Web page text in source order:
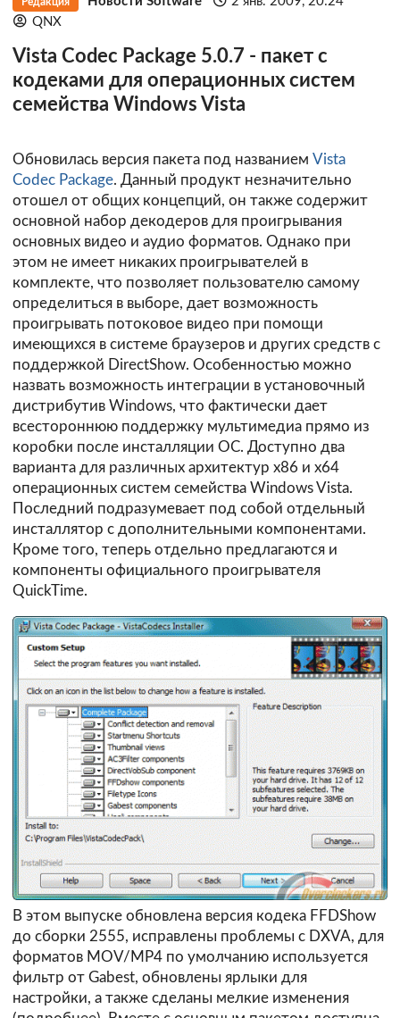
QNX
Vista Codec Package 5.0.7 - пакет с
кодеками для операционных систем
семейства Windows Vista
Обновилась версия пакета под названием Vista
Codec Package. Данный продукт незначительно
отошел от общих концепций, он также содержит
основной набор декодеров для проигрывания
основных видео и аудио форматов. Однако при
этом не имеет никаких проигрывателей в
комплекте, что позволяет пользователю самому
определиться в выборе, дает возможность
проигрывать потоковое видео при помощи
имеющихся в системе браузеров и других средств с
поддержкой DirectShow. Особенностью можно
назвать возможность интеграции в установочный
дистрибутив Windows, что фактически дает
всестороннюю поддержку мультимедиа прямо из
коробки после инсталляции ОС. Доступно два
варианта для различных архитектур x86 и x64
операционных систем семейства Windows Vista.
Последний подразумевает под собой отдельный
инсталлятор с дополнительными компонентами.
Кроме того, теперь отдельно предлагаются и
компоненты официального проигрывателя
QuickTime.
В этом выпуске обновлена версия кодека FFDShow
до сборки 2555, исправлены проблемы с DXVA, для
форматов MOV/MP4 по умолчанию используется
фильтр от Gabest, обновлены ярлыки для
настройки, а также сделаны мелкие изменения